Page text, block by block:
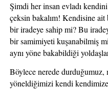
Şimdi her insan evladı
çeksin bakalım! Kendisine
bir iradeye sahip mi? Bu
bir samimiyeti kuşanabilmiş
aynı yöne bakabildiği
Böylece nerede durduğumuz,
yöneldiğimizi kendi